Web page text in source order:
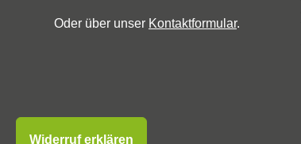
Oder über unser Kontaktformular.
Widerruf erklären